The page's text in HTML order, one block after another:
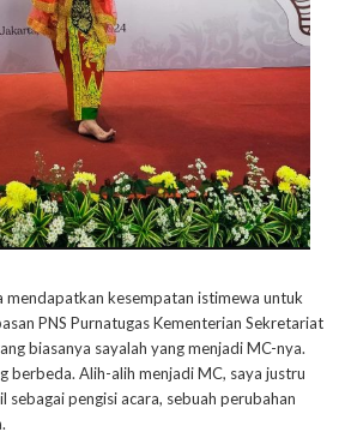
mendapatkan kesempatan istimewa untuk
PNS Purnatugas Kementerian Sekretariat
biasanya sayalah yang menjadi MC-nya.
berbeda. Alih-alih menjadi MC, saya justru
pengisi acara, sebuah perubahan